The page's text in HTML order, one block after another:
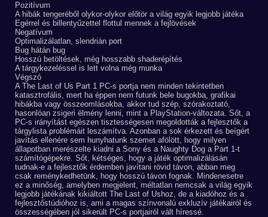
Pozitívum
A hibák tengeréből olykor-olykor előtör a világ egyik legjobb játéka
Egérrel és billentyűzettel flottul mennek a fejlövések
Negatívum
Optimalizálatlan, slendrián port
Bug hátán bug
Hosszú betöltések, még hosszabb shaderépítés
A tárgykezeléssel is lett volna még munka
Végszó
A The Last of Us Part 1 PC-s portja nem minden tekintetben
katasztrofális, mert ha éppen nem futunk bele bugokba, grafikai
hibákba vagy összeomlásokba, akkor tud szép, szórakoztató,
hasonlóan zsigeri élmény lenni, mint a PlayStation-változata. Sőt, a
PC-s irányítást egészen tisztességesen megoldották a fejlesztők a
tárgylista problémáit leszámítva. Azonban a sok érkezett és beígért
javítás ellenére sem hunyhatunk szemet afölött, hogy milyen
állapotban merészelte kiadni a Sony és a Naughty Dog a Part 1-t
számítógépekre. Sőt, kétséges, hogy a játék optimalizálásán
tudnak-e a fejlesztők érdemben javítani rövid távon, abban meg
csak reménykedhetünk, hogy hosszú távon fognak. Mindenesetre
ez a minőség, amelyben megjelent, méltatlan nemcsak a világ egyik
legjobb játékának kikiáltott The Last of Ushoz, de a kiadóhoz és a
fejlesztőstúdióhoz is, ami a magas színvonalú exkluzív játékairól és
összességében jól sikerült PC-s portjairól vált híressé.